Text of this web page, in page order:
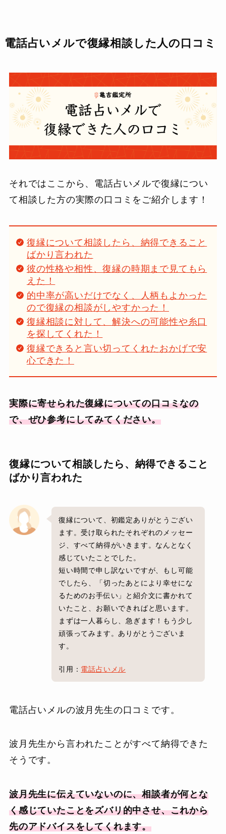
電話占いメルで復縁相談した人の口コミ
それではここから、電話占いメルで復縁につい
て相談した方の実際の口コミをご紹介します！
復縁について相談したら、納得できること
ばかり言われた
彼の性格や相性、復縁の時期まで見てもら
えた！
的中率が高いだけでなく、人柄もよかった
ので復縁の相談がしやすかった！
復縁相談に対して、解決への可能性や糸口
を探してくれた！
復縁できると言い切ってくれたおかげで安
心できた！
実際に寄せられた復縁についての口コミなの
で、ぜひ参考にしてみてください。
復縁について相談したら、納得できること
ばかり言われた
復縁について、初鑑定ありがとうござい
ます。受け取られたそれぞれのメッセー
ジ、すべて納得がいきます。なんとなく
感じていたことでした。
短い時間で申し訳ないですが、もし可能
でしたら、「切ったあとにより幸せにな
るためのお手伝い」と紹介文に書かれて
いたこと、お願いできればと思います。
まずは一人暮らし、急ぎます！もう少し
頑張ってみます。ありがとうございま
す。
引用： 電話占いメル
電話占いメルの波月先生の口コミです。
波月先生から言われたことがすべて納得できた
そうです。
波月先生に伝えていないのに、相談者が何とな
く感じていたことをズバリ的中させ、これから
先のアドバイスをしてくれます。